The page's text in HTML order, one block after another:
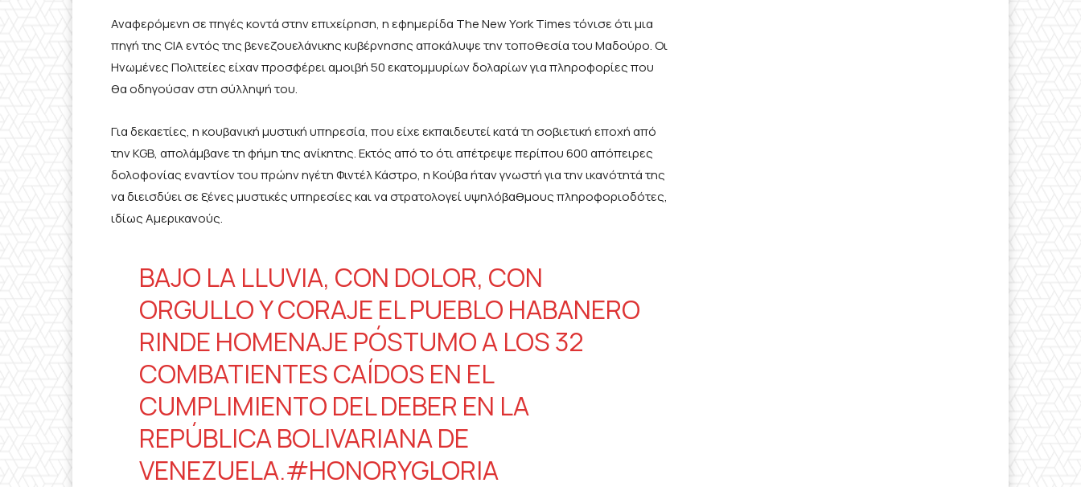
Αναφερόμενη σε πηγές κοντά στην επιχείρηση, η εφημερίδα The New York Times τόνισε ότι μια
πηγή της CIA εντός της βενεζουελάνικης κυβέρνησης αποκάλυψε την τοποθεσία του Μαδούρο. Οι
Ηνωμένες Πολιτείες είχαν προσφέρει αμοιβή 50 εκατομμυρίων δολαρίων για πληροφορίες που
θα οδηγούσαν στη σύλληψή του.
Για δεκαετίες, η κουβανική μυστική υπηρεσία, που είχε εκπαιδευτεί κατά τη σοβιετική εποχή από
την KGB, απολάμβανε τη φήμη της ανίκητης. Εκτός από το ότι απέτρεψε περίπου 600 απόπειρες
δολοφονίας εναντίον του πρώην ηγέτη Φιντέλ Κάστρο, η Κούβα ήταν γνωστή για την ικανότητά της
να διεισδύει σε ξένες μυστικές υπηρεσίες και να στρατολογεί υψηλόβαθμους πληροφοριοδότες,
ιδίως Αμερικανούς.
BAJO LA LLUVIA, CON DOLOR, CON
ORGULLO Y CORAJE EL PUEBLO HABANERO
RINDE HOMENAJE PÓSTUMO A LOS 32
COMBATIENTES CAÍDOS EN EL
CUMPLIMIENTO DEL DEBER EN LA
REPÚBLICA BOLIVARIANA DE
VENEZUELA.#HONORYGLORIA